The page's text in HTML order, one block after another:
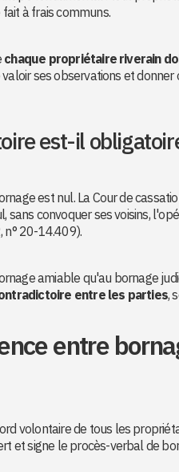
à frais communs.
chaque propriétaire riverain
ses observations et donner
est-il
est nul. La Cour de
sans convoquer ses voisins,
n° 20-14.409).
amiable qu'au bornage
entre les parties,
entre
volontaire de tous les
et signe le procès-verbal de